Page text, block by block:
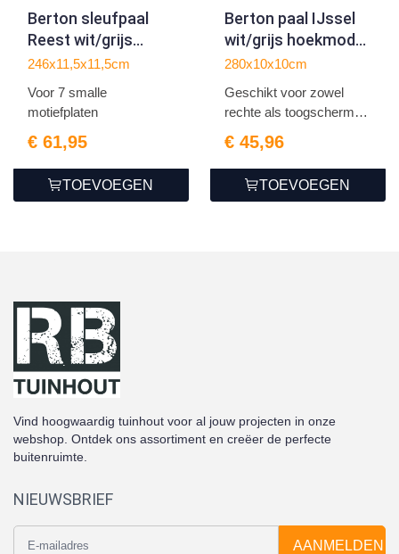
Berton sleufpaal
Reest wit/grijs
eindmodel 246
246x11,5x11,5cm
Voor 7 smalle
motiefplaten
€ 61,95
TOEVOEGEN
Berton paal IJssel
wit/grijs hoekmodel
280
280x10x10cm
Geschikt voor zowel
rechte als toogschermen
€ 45,96
TOEVOEGEN
Vind hoogwaardig tuinhout voor al jouw projecten in onze
webshop. Ontdek ons assortiment en creëer de perfecte
buitenruimte.
NIEUWSBRIEF
AANMELDEN